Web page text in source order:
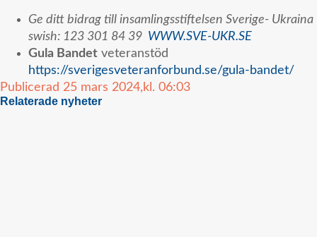
Ge ditt bidrag till insamlingsstiftelsen Sverige- Ukraina
swish: 123 301 84 39 WWW.SVE-UKR.SE
Gula Bandet veteranstöd
https://sverigesveteranforbund.se/gula-bandet/
Publicerad 25 mars 2024, kl. 06:03
Relaterade nyheter